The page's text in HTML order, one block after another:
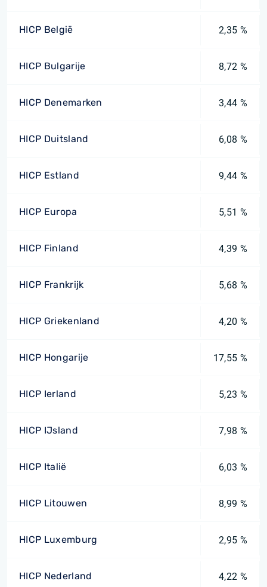
HICP België 2,35 %
HICP Bulgarije 8,72 %
HICP Denemarken 3,44 %
HICP Duitsland 6,08 %
HICP Estland 9,44 %
HICP Europa 5,51 %
HICP Finland 4,39 %
HICP Frankrijk 5,68 %
HICP Griekenland 4,20 %
HICP Hongarije 17,55 %
HICP Ierland 5,23 %
HICP IJsland 7,98 %
HICP Italië 6,03 %
HICP Litouwen 8,99 %
HICP Luxemburg 2,95 %
HICP Nederland 4,22 %